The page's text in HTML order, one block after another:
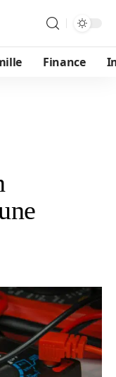
Finance